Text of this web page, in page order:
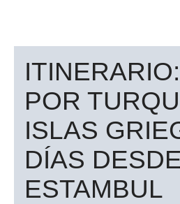
POR
ISLAS
DÍAS DESDE
ESTAMBUL